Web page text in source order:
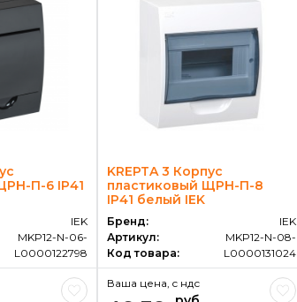
П-6 IP41
IEK
MKP12-N-06-
L0000122798
KREPTA 3 Корпус
пластиковый ЩРН-П-8
IP41 белый IEK
Бренд:
IEK
Артикул:
MKP12-N-08-
Код товара:
L0000131024
Ваша цена, c ндс